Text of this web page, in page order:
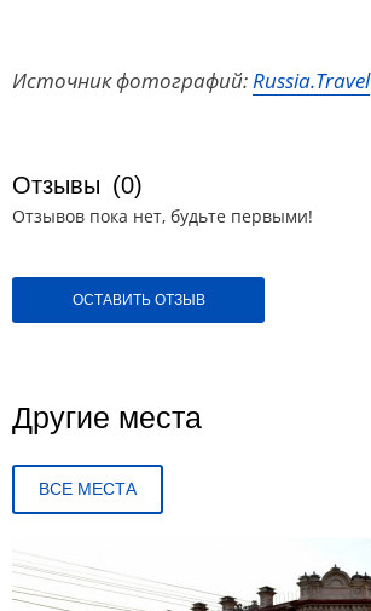
Источник фотографий:Russia.Travel
Отзывы (0)
Отзывов пока нет, будьте первыми!
ОСТАВИТЬ ОТЗЫВ
Другие места
ВСЕ МЕСТА